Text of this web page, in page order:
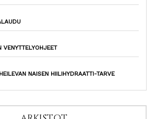
VENYTTELYOHJEET
NAISEN HIILIHYDRAATTI-TARVE